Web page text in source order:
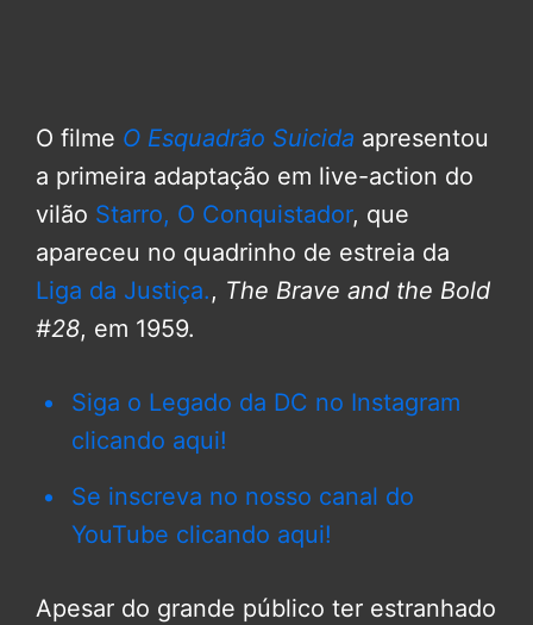
O filme O Esquadrão Suicida apresentou
a primeira adaptação em live-action do
vilão Starro, O Conquistador, que
apareceu no quadrinho de estreia da
Liga da Justiça., The Brave and the Bold
#28, em 1959.
Siga o Legado da DC no Instagram
clicando aqui!
Se inscreva no nosso canal do
YouTube clicando aqui!
Apesar do grande público ter estranhado